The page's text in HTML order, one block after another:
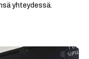
yhteydessä.